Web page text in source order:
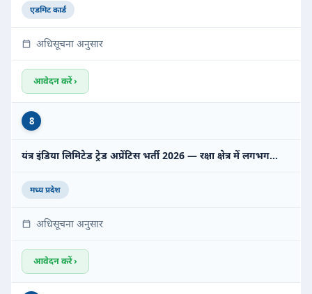
एडमिट कार्ड
अधिसूचना अनुसार
आवेदन करें ›
8
यंत्र इंडिया लिमिटेड ट्रेड अप्रेंटिस भर्ती 2026 — रक्षा क्षेत्र में लगभग…
मध्य प्रदेश
अधिसूचना अनुसार
आवेदन करें ›